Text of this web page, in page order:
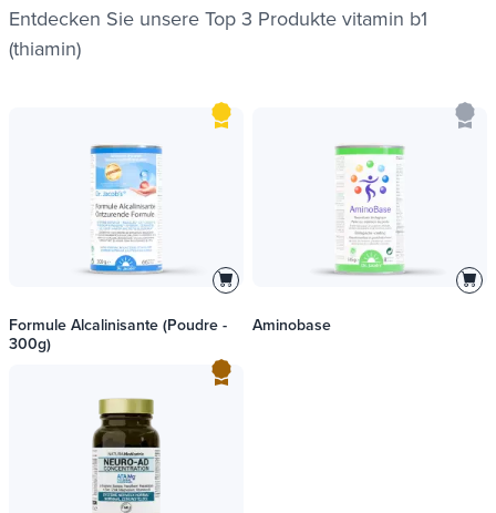
Entdecken Sie unsere Top 3 Produkte vitamin b1
(thiamin)
Formule Alcalinisante (Poudre -
300g)
Aminobase